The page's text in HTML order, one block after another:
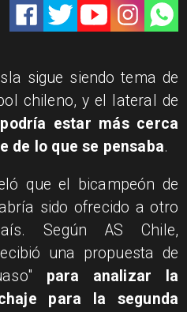
sigue siendo tema de
chileno, y el lateral de
estar más cerca
de lo que se pensaba.
que el bicampeón de
sido ofrecido a otro
Según AS Chile,
una propuesta de
para analizar la
para la segunda